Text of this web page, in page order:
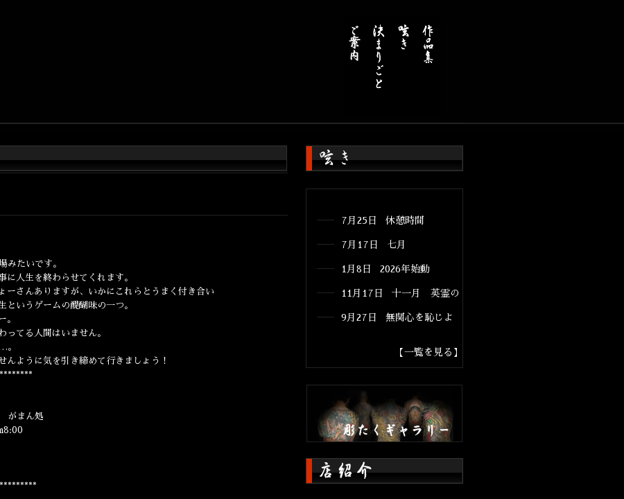
みたいです。
に人生を終わらせてくれます。
ーさんありますが、いかにこれらとうまく付き合い
というゲームの醍醐味の一つ。
。
ってる人間はいません。
。
んように気を引き締めて行きましょう！
がまん処
7月25日 休憩時間
7月17日 七月
1月8日 2026年始動
11月17日 十一月 英霊の
9月27日 無関心を恥じよ
【一覧を見る】